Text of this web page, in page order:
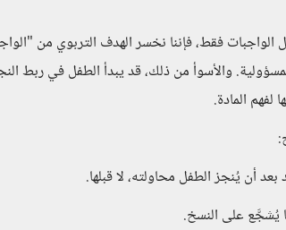
الواجبات فقط، فإننا نخسر الهدف التربوي من
والأسوأ من ذلك، قد يبدأ الطفل في ربط
لفهم المادة.
أن يُنجز الطفل محاولته، لا قبلها.
يُشجَّع على النسخ.